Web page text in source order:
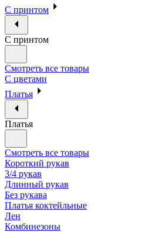
С принтом
С принтом
Смотреть все товары
С цветами
Платья
Платья
Смотреть все товары
Короткий рукав
3/4 рукав
Длинный рукав
Без рукава
Платья коктейльные
Лен
Комбинезоны